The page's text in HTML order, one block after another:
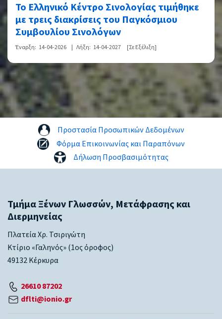
Το Ελληνικό Κέντρο Σινολογίας τιμήθηκε
με τρεις διακρίσεις του Παγκόσμιου
Συμβουλίου Σινολόγων
Έναρξη: 14-04-2026 | Λήξη: 14-04-2027 [Σε Εξέλιξη]
Προστασία Προσωπικών Δεδομένων
Φόρμα Επικοινωνίας και Παραπόνων
Δήλωση Προσβασιμότητας
Τμήμα Ξένων Γλωσσών, Μετάφρασης και
Διερμηνείας
Πλατεία Χρ. Τσιριγώτη
Κτίριο «Γαληνός» (1ος όροφος)
49132 Κέρκυρα
26610 87202
dflti@ionio.gr